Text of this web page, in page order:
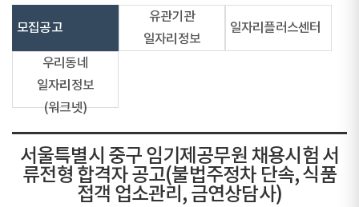
모집공고
유관기관
일자리정보
일자리플러스센터
우리동네
일자리정보
(워크넷)
서울특별시 중구 임기제공무원 채용시험 서
류전형 합격자 공고(불법주정차 단속, 식품
접객 업소관리, 금연상담사)